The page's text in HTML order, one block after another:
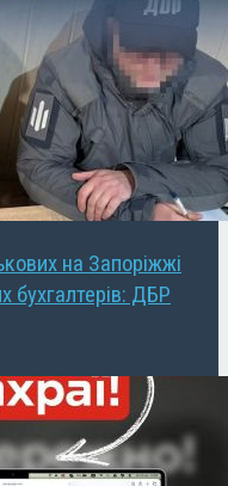
на Запоріжжі
бухгалтерів: ДБР